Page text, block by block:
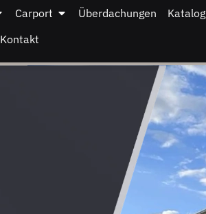
Carport Überdachungen Katalog
Kontakt